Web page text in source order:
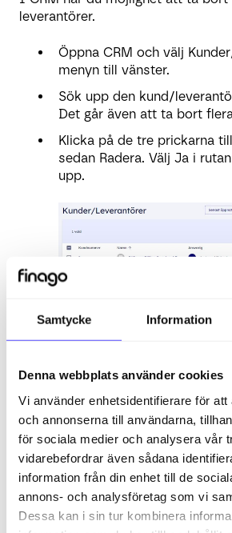
Samtycke Information
Denna webbplats använder cookies
Vi använder enhetsidentifierare för att
och annonserna till användarna,
för sociala medier och analysera vår
vidarebefordrar även sådana
information från din enhet till de
annons- och analysföretag som vi
Dessa kan i sin tur kombinera
leverantörer.
Öppna CRM och välj
menyn till vänster.
Sök upp den kund/
Det går även att ta bort
Klicka på de tre prickarna
sedan Radera. Välj Ja i
upp.
Det går även att ta bort
kommer en papperskorg att
Klicka på papperskorgen
Då är kunden/leverantören
TIPS! Du har även möjlighet
raderade kunder och